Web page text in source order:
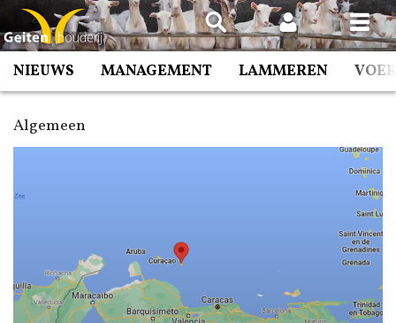
Spring
naar
inhoud
NIEUWS MANAGEMENT LAMMEREN
Algemeen